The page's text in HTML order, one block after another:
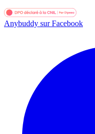
Anybuddy sur Facebook